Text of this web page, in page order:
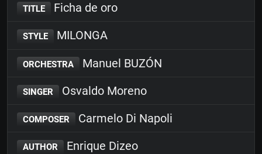
TITLE Ficha de oro
STYLE MILONGA
ORCHESTRA Manuel BUZÓN
SINGER Osvaldo Moreno
COMPOSER Carmelo Di Napoli
AUTHOR Enrique Dizeo